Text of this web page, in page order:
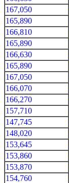
167,050
165,890
166,810
165,890
166,630
165,890
167,050
166,070
166,270
157,710
147,745
148,020
153,645
153,860
153,870
154,760